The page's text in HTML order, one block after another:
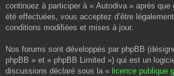
continuez à participer à « Autodiva » après
été effectuées, vous acceptez d’être
conditions modifiées et mises à jour.
Nos forums sont développés par phpBB
phpBB » et « phpBB Limited ») qui est un
discussions déclaré sous la « licence publique